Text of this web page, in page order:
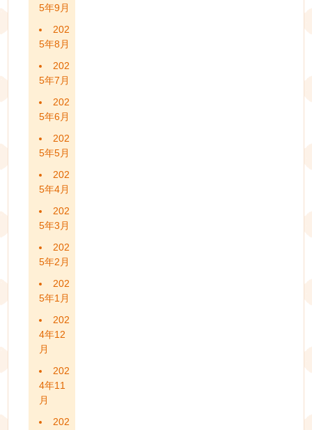
5年9月
202
5年8月
202
5年7月
202
5年6月
202
5年5月
202
5年4月
202
5年3月
202
5年2月
202
5年1月
202
4年12
月
202
4年11
月
202